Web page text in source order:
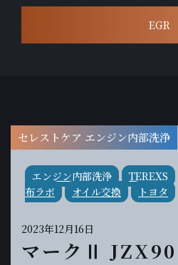
EGR
セレストケア エンジン内部洗浄
エンジン内部洗浄 TEREXS
布ラボ
オイル交換 トヨタ
2023年12月16日
マークⅡ JZX90